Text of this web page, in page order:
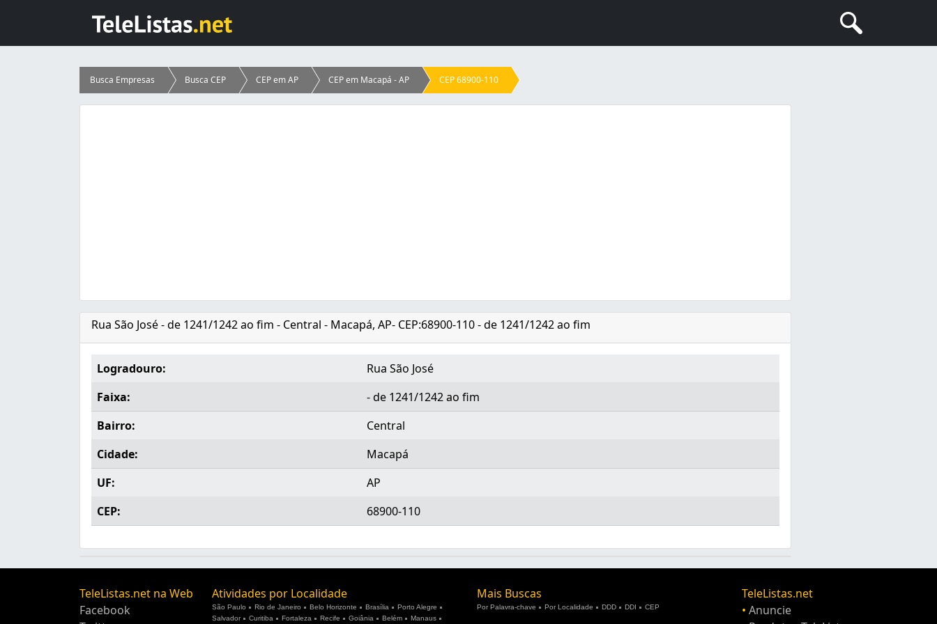
Busca Empresas Busca CEP CEP em AP CEP em Macapá - AP CEP 68900-110
Rua São José - de 1241/1242 ao fim - Central - Macapá, AP- CEP:68900-110 - de 1241/1242 ao fim
Logradouro:
Rua São José
Faixa:
- de 1241/1242 ao fim
Bairro:
Central
Cidade:
Macapá
UF:
AP
CEP:
68900-110
TeleListas.net na Web
Facebook
Atividades por Localidade
São Paulo Rio de Janeiro Belo Horizonte Brasília
Porto Alegre
Salvador
Curitiba Fortaleza Recife Goiânia Belém Manaus
Mais Buscas
Por Palavra-chave Por Localidade DDD DDI CEP
TeleListas.net
• Anuncie